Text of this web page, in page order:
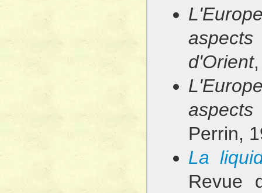
d'Orient
Perrin,
La
Revue